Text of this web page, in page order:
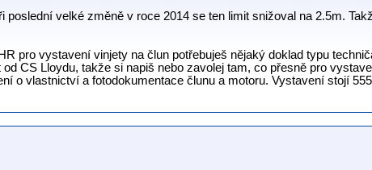
poslední velké změně v roce 2014 se ten limit snižoval na 2.5m.
pro vystavení vinjety na člun potřebuješ nějaký doklad typu
CS Lloydu, takže si napiš nebo zavolej tam, co přesně pro
o vlastnictví a fotodokumentace člunu a motoru. Vystavení stojí